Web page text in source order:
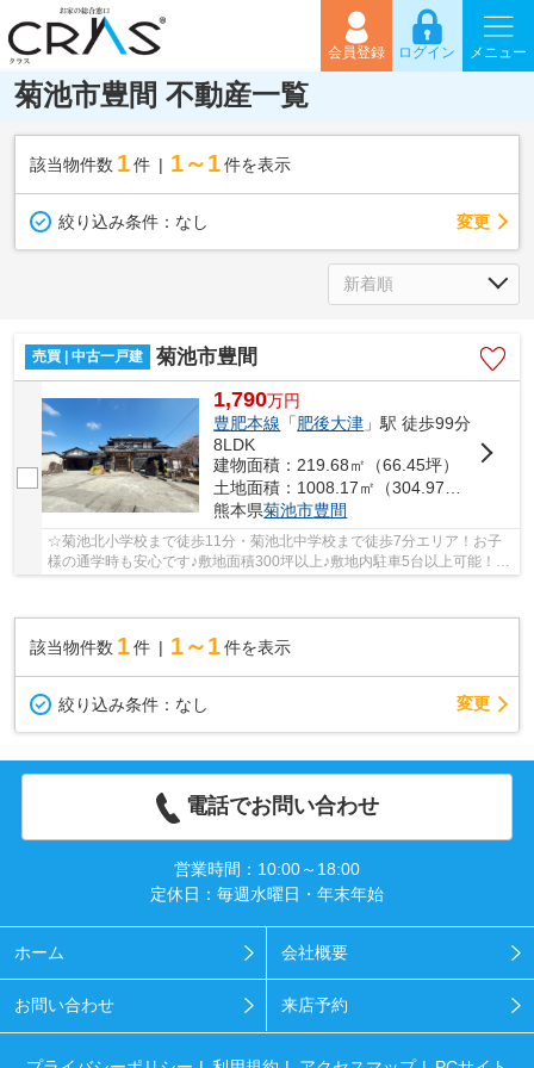
会員登録 ログイン メニュー
菊池市豊間 不動産一覧
該当物件数 1件 1～1 件を表示
絞り込み条件： なし 変更
売買 | 中古一戸建 菊池市豊間
1,790万円
豊肥本線 「肥後大津 」駅 徒歩99分
8LDK
建物面積：219.68㎡（66.45坪）
土地面積：1008.17㎡（304.97坪）
熊本県菊池市豊間
☆菊池北小学校まで徒歩11分・菊池北中学校まで徒歩7分エリア！お子
様の通学時も安心です♪敷地面積300坪以上♪敷地内駐車5台以上可能！(2
該当物件数 1件 1～1 件を表示
絞り込み条件： なし 変更
電話でお問い合わせ
営業時間：10:00～18:00
定休日：毎週水曜日・年末年始
ホーム 会社概要
お問い合わせ 来店予約